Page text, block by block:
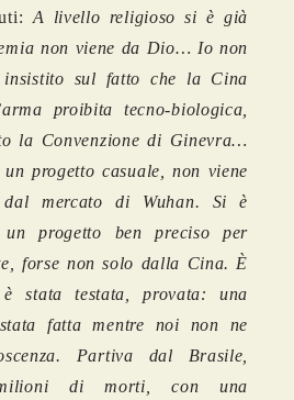
A livello religioso si è già
non viene da Dio… Io non
insistito sul fatto che la Cina
proibita tecno-biologica,
la Convenzione di Ginevra…
un progetto casuale, non viene
mercato di Wuhan. Si è
un progetto ben preciso per
forse non solo dalla Cina. È
stata testata, provata: una
fatta mentre noi non ne
Partiva dal Brasile,
di morti, con una